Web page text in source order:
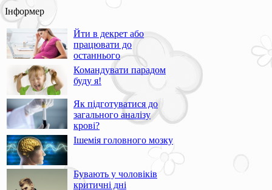
Інформер
Йти в декрет або
працювати до
останнього
Командувати парадом
буду я!
Як підготуватися до
загального аналізу
крові?
Ішемія головного мозку
Бувають у чоловіків
критичні дні